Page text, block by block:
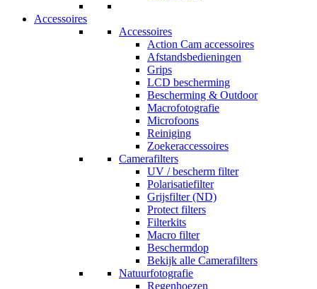
Accessoires
Accessoires
Action Cam accessoires
Afstandsbedieningen
Grips
LCD bescherming
Bescherming & Outdoor
Macrofotografie
Microfoons
Reiniging
Zoekeraccessoires
Camerafilters
UV / bescherm filter
Polarisatiefilter
Grijsfilter (ND)
Protect filters
Filterkits
Macro filter
Beschermdop
Bekijk alle Camerafilters
Natuurfotografie
Regenhoezen